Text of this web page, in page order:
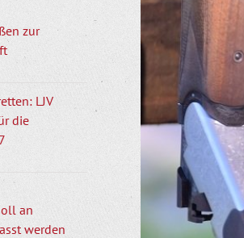
zur
LJV
die
an
werden